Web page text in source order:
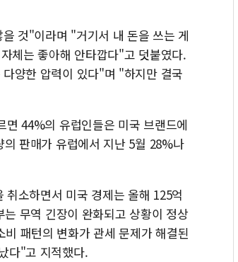
것"이라며 "거기서 내 돈을 쓰는 게
체는 좋아해 안타깝다"고 덧붙였다.
양한 압력이 있다"며 "하지만 결국
면 44%의 유럽인들은 미국 브랜드에
판매가 유럽에서 지난 5월 28%나
소하면서 미국 경제는 올해 125억
무역 긴장이 완화되고 상황이 정상
패턴의 변화가 관세 문제가 해결된
다"고 지적했다.